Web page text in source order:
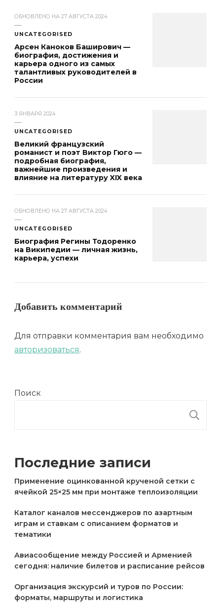
ОБНОВЛЕНО НА 27 АВГУСТА 2024
UNCATEGORISED
Арсен Каноков Баширович —
биография, достижения и
карьера одного из самых
талантливых руководителей в
России
3 ЯНВАРЯ 2024
UNCATEGORISED
Великий французский
романист и поэт Виктор Гюго —
подробная биография,
важнейшие произведения и
влияние на литературу XIX века
ОБНОВЛЕНО НА 27 АВГУСТА 2024
UNCATEGORISED
Биография Регины Тодоренко
на Википедии — личная жизнь,
карьера, успехи
Добавить комментарий
Для отправки комментария вам необходимо
авторизоваться.
Поиск
Последние записи
Применение оцинкованной крученой сетки с
ячейкой 25×25 мм при монтаже теплоизоляции
Каталог каналов мессенджеров по азартным
играм и ставкам с описанием форматов и
тематики
Авиасообщение между Россией и Арменией
сегодня: наличие билетов и расписание рейсов
Организация экскурсий и туров по России:
форматы, маршруты и логистика